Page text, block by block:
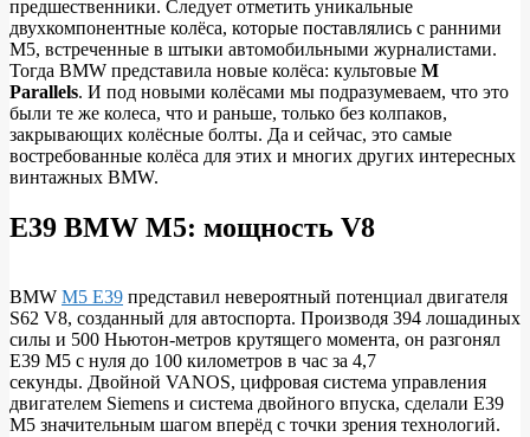
предшественники. Следует отметить уникальные
двухкомпонентные колёса, которые поставлялись с ранними
M5, встреченные в штыки автомобильными журналистами.
Тогда BMW представила новые колёса: культовые M
Parallels. И под новыми колёсами мы подразумеваем, что это
были те же колеса, что и раньше, только без колпаков,
закрывающих колёсные болты. Да и сейчас, это самые
востребованные колёса для этих и многих других интересных
винтажных BMW.
E39 BMW M5: мощность V8
BMW M5 E39 представил невероятный потенциал двигателя
S62 V8, созданный для автоспорта. Производя 394 лошадиных
силы и 500 Ньютон-метров крутящего момента, он разгонял
E39 M5 с нуля до 100 километров в час за 4,7
секунды. Двойной VANOS, цифровая система управления
двигателем Siemens и система двойного впуска, сделали E39
M5 значительным шагом вперёд с точки зрения технологий.